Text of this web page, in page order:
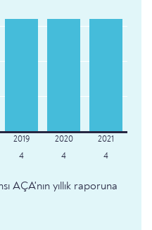
4 4 4
AÇA'nın yıllık raporuna